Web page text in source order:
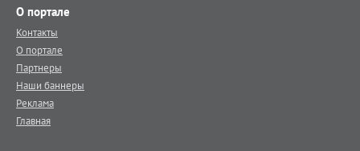
О портале
Контакты
О портале
Партнеры
Наши баннеры
Реклама
Главная